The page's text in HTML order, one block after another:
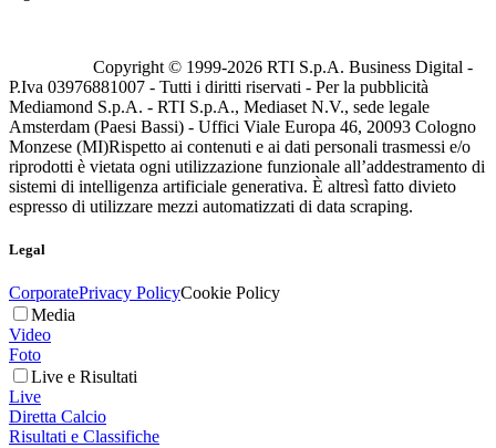
Copyright © 1999-2026 RTI S.p.A. Business Digital -
P.Iva 03976881007 - Tutti i diritti riservati - Per la pubblicità
Mediamond S.p.A. - RTI S.p.A., Mediaset N.V., sede legale
Amsterdam (Paesi Bassi) - Uffici Viale Europa 46, 20093 Cologno
Monzese (MI)Rispetto ai contenuti e ai dati personali trasmessi e/o
riprodotti è vietata ogni utilizzazione funzionale all’addestramento di
sistemi di intelligenza artificiale generativa. È altresì fatto divieto
espresso di utilizzare mezzi automatizzati di data scraping.
Legal
CorporatePrivacy PolicyCookie Policy
Media
Video
Foto
Live e Risultati
Live
Diretta Calcio
Risultati e Classifiche